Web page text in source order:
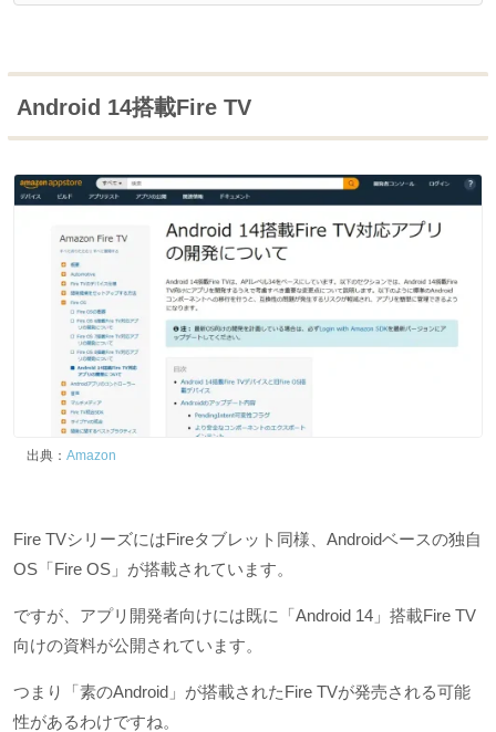
Android 14搭載Fire TV
出典： Amazon
Fire TVシリーズにはFireタブレット同様、Androidベースの独自
OS「Fire OS」が搭載されています。
ですが、アプリ開発者向けには既に「Android 14」搭載Fire TV
向けの資料が公開されています。
つまり「素のAndroid」が搭載されたFire TVが発売される可能
性があるわけですね。